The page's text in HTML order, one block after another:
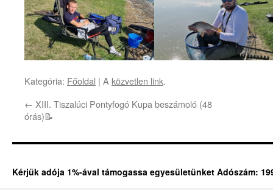
Kategória: Főoldal | A közvetlen link.
← XIII. Tiszalúci Pontyfogó Kupa beszámoló (48
órás)📝
Kérjük adója 1%-ával támogassa egyesületünket Adószám: